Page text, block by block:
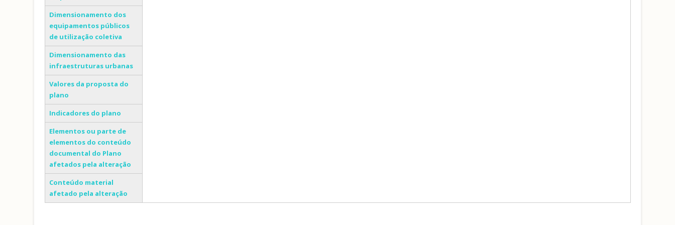
Dimensionamento dos
equipamentos públicos
de utilização coletiva
Dimensionamento das
infraestruturas urbanas
Valores da proposta do
plano
Indicadores do plano
Elementos ou parte de
elementos do conteúdo
documental do Plano
afetados pela alteração
Conteúdo material
afetado pela alteração